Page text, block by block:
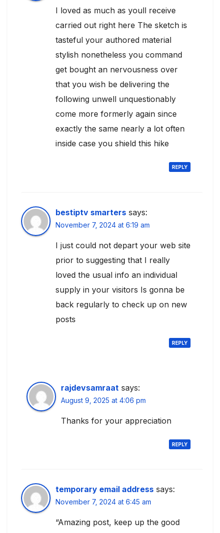
I loved as much as youll receive
carried out right here The sketch is
tasteful your authored material
stylish nonetheless you command
get bought an nervousness over
that you wish be delivering the
following unwell unquestionably
come more formerly again since
exactly the same nearly a lot often
inside case you shield this hike
REPLY
bestiptv smarters says:
November 7, 2024 at 6:19 am
I just could not depart your web site
prior to suggesting that I really
loved the usual info an individual
supply in your visitors Is gonna be
back regularly to check up on new
posts
REPLY
rajdevsamraat says:
August 9, 2025 at 4:06 pm
Thanks for your appreciation
REPLY
temporary email address says:
November 7, 2024 at 6:45 am
“Amazing post, keep up the good